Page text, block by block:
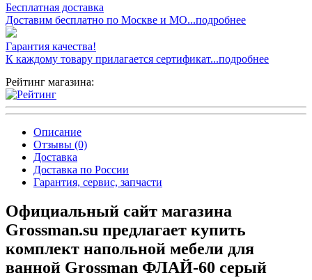
Бесплатная доставка
Доставим бесплатно по Москве и МО...подробнее
Гарантия качества!
К каждому товару прилагается сертификат...подробнее
Рейтинг магазина:
Описание
Отзывы (0)
Доставка
Доставка по России
Гарантия, сервис, запчасти
Официальный сайт магазина
Grossman.su предлагает купить
комплект напольной мебели для
ванной Grossman ФЛАЙ-60 серый